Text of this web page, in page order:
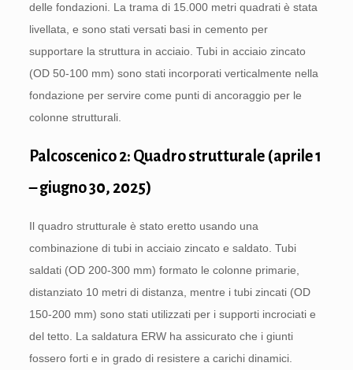
delle fondazioni. La trama di 15.000 metri quadrati è stata
livellata, e sono stati versati basi in cemento per
supportare la struttura in acciaio. Tubi in acciaio zincato
(OD 50-100 mm) sono stati incorporati verticalmente nella
fondazione per servire come punti di ancoraggio per le
colonne strutturali.
Palcoscenico 2: Quadro strutturale (aprile 1
– giugno 30, 2025)
Il quadro strutturale è stato eretto usando una
combinazione di tubi in acciaio zincato e saldato. Tubi
saldati (OD 200-300 mm) formato le colonne primarie,
distanziato 10 metri di distanza, mentre i tubi zincati (OD
150-200 mm) sono stati utilizzati per i supporti incrociati e
del tetto. La saldatura ERW ha assicurato che i giunti
fossero forti e in grado di resistere a carichi dinamici.